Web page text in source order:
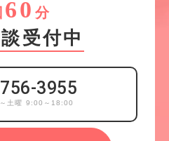
60 分
受付中
3955
土曜 9:00～18:00